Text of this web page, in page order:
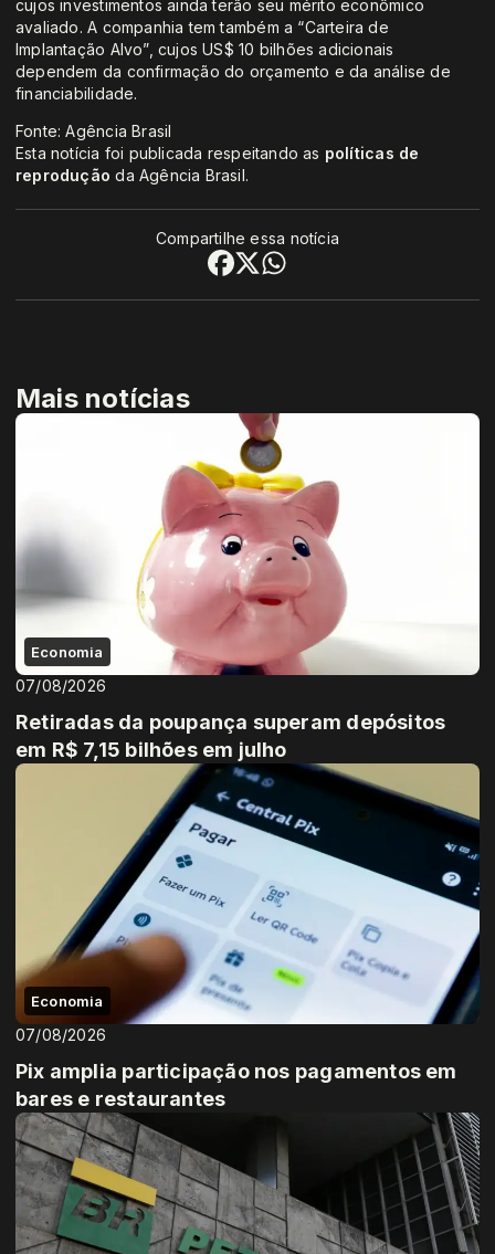
cujos investimentos ainda terão seu mérito econômico
avaliado. A companhia tem também a “Carteira de
Implantação Alvo”, cujos US$ 10 bilhões adicionais
dependem da confirmação do orçamento e da análise de
financiabilidade.
Fonte: Agência Brasil
Esta notícia foi publicada respeitando as políticas de
reprodução da Agência Brasil.
Compartilhe essa notícia
Mais notícias
Economia
07/08/2026
Retiradas da poupança superam depósitos
em R$ 7,15 bilhões em julho
Economia
07/08/2026
Pix amplia participação nos pagamentos em
bares e restaurantes